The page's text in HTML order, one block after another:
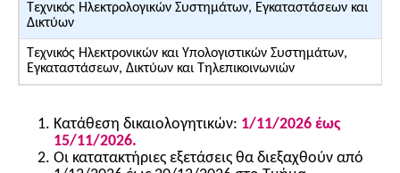
Τεχνικός Ηλεκτρολογικών Συστημάτων, Εγκαταστάσεων και
Δικτύων
Τεχνικός Ηλεκτρονικών και Υπολογιστικών Συστημάτων,
Εγκαταστάσεων, Δικτύων και Τηλεπικοινωνιών
Κατάθεση δικαιολογητικών: 1/11/2026 έως
15/11/2026.
Οι κατατακτήριες εξετάσεις θα διεξαχθούν από